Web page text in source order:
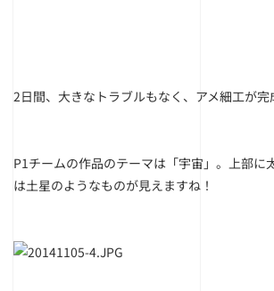
2日間、大きなトラブルもなく、アメ細工が完
P1チームの作品のテーマは「宇宙」。上部に
は土星のようなものが見えますね！